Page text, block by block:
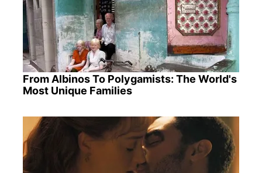
From Albinos To Polygamists: The World's
Most Unique Families